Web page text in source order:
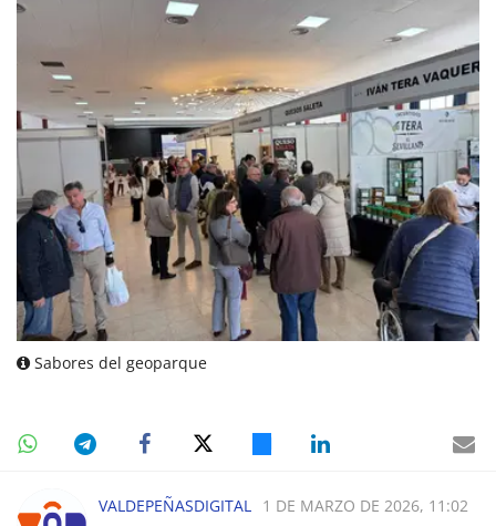
Sabores del geoparque
VALDEPEÑASDIGITAL 1 DE MARZO DE 2026, 11:02